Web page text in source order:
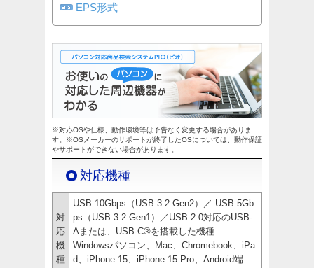
EPS形式
※対応OSや仕様、動作環境等は予告なく変更する場合がありま
す。※OSメーカーのサポートが終了したOSについては、動作保証
やサポートができない場合があります。
対応機種
対
応
機
種
USB 10Gbps（USB 3.2 Gen2）／ USB 5Gb
ps（USB 3.2 Gen1）／USB 2.0対応のUSB-
Aまたは、USB-C®を搭載した機種
Windowsパソコン、Mac、Chromebook、iPa
d、iPhone 15、iPhone 15 Pro、Android端